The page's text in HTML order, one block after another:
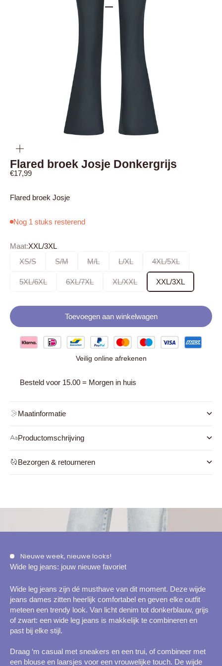
Naar artikel 1
Naar artikel 2
Flared broek Josje Donkergrijs
Aanbiedingsprijs
€17,99
Flared broek Josje
Nog 1 stuks resterend
Maat:XXL/3XL
XS/S
S/M M/L L/XL 4XL/5XL
5XL/6XL 6XL/7XL XL/XXL XXL/3XL
Toevoegen aan winkelwagen
Veilig online afrekenen
Besteld voor 15.00 = Morgen in huis
Maatinformatie
Productomschrijving
Bezorgen & retourneren
Nieuwe week, nieuwe looks!
Wide leg jeans: jouw nieuwe favoriet
Wide leg jeans zijn dé musthave van dit moment. Deze wijde
jeans dames zitten heerlijk comfortabel en geven elke outfit
meteen een trendy look. Van licht denim tot donkerblauw, grijs
of zwart: een wide leg jeans is makkelijk te combineren en
past bij elke stijl.
Draag ‘m casual met sneakers en een trui, of combineer met
een blouse en laarsjes voor een vrouwelijke touch. De wijde